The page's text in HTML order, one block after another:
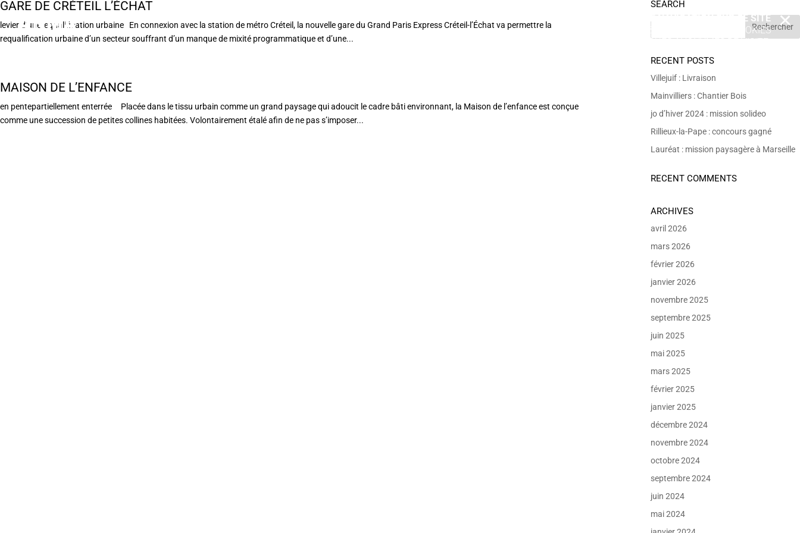
GARE DE CRÉTEIL L’ÉCHAT
levier d’unerequalification urbaine En connexion avec la station de métro Créteil, la nouvelle gare du Grand Paris Express Créteil-l’Échat va permettre la
requalification urbaine d’un secteur souffrant d’un manque de mixité programmatique et d’une...
MAISON DE L’ENFANCE
en pentepartiellement enterrée Placée dans le tissu urbain comme un grand paysage qui adoucit le cadre bâti environnant, la Maison de l’enfance est conçue
comme une succession de petites collines habitées. Volontairement étalé afin de ne pas s’imposer...
SEARCH
RECENT POSTS
Villejuif : Livraison
Mainvilliers : Chantier Bois
jo d’hiver 2024 : mission solideo
Rillieux-la-Pape : concours gagné
Lauréat : mission paysagère à Marseille
RECENT COMMENTS
ARCHIVES
avril 2026
mars 2026
février 2026
janvier 2026
novembre 2025
septembre 2025
juin 2025
mai 2025
mars 2025
février 2025
janvier 2025
décembre 2024
novembre 2024
octobre 2024
septembre 2024
juin 2024
mai 2024
EN POURSUIVANT VOTRE NAVIGATION SUR CE SITE
VOUS ACCEPTEZ L’UTILISATION DE COOKIES
AFIN DE RÉALISER DES STATISTIQUES ANONYMES DE VISITE.
X